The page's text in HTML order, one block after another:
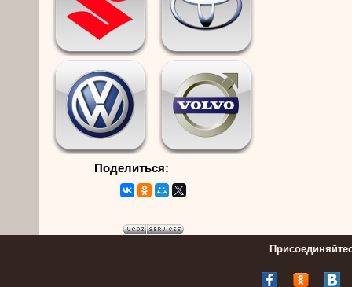
Поделиться: